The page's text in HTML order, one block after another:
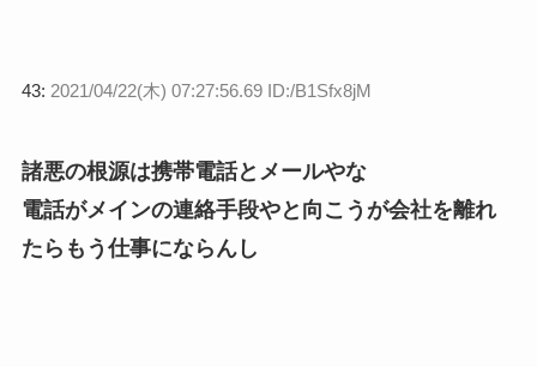
43: 2021/04/22(木) 07:27:56.69 ID:/B1Sfx8jM
諸悪の根源は携帯電話とメールやな
電話がメインの連絡手段やと向こうが会社を離れ
たらもう仕事にならんし